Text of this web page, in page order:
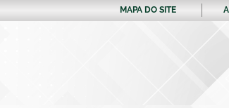
MAPA DO SITE